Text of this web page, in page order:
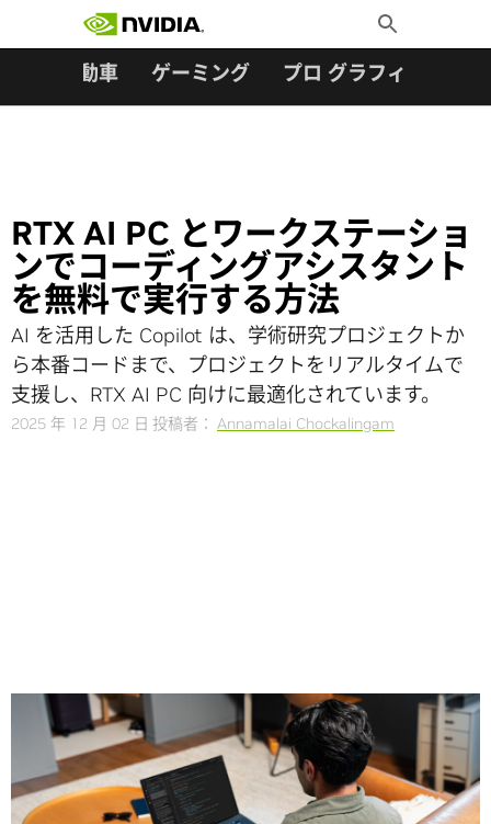
Toggle
Search
自動車 ゲーミング プロ グラフィックス
RTX AI PC とワークステーショ
ンでコーディングアシスタント
を無料で実行する方法
AI を活用した Copilot は、学術研究プロジェクトか
ら本番コードまで、プロジェクトをリアルタイムで
支援し、RTX AI PC 向けに最適化されています。
2025 年 12 月 02 日 投稿者： Annamalai Chockalingam
Share